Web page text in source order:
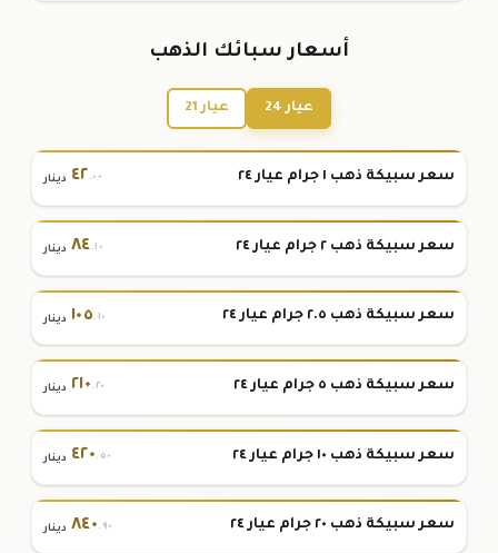
أسعار سبائك الذهب
عيار 24 عيار 21
سعر سبيكة ذهب ١ جرام عيار ٢٤ ٤٢.٠٠ دينار
سعر سبيكة ذهب ٢ جرام عيار ٢٤ ٨٤.١٠ دينار
سعر سبيكة ذهب ٢.٥ جرام عيار ٢٤ ١٠٥.١٠ دينار
سعر سبيكة ذهب ٥ جرام عيار ٢٤ ٢١٠.٢٠ دينار
سعر سبيكة ذهب ١٠ جرام عيار ٢٤ ٤٢٠.٥٠ دينار
سعر سبيكة ذهب ٢٠ جرام عيار ٢٤ ٨٤٠.٩٠ دينار